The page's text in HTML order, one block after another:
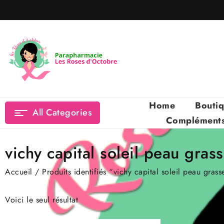
to
All Categories
Home
vichy capital soleil peau
Accueil / Produits identifiés “vichy capital soleil peau
Voici le seul résultat